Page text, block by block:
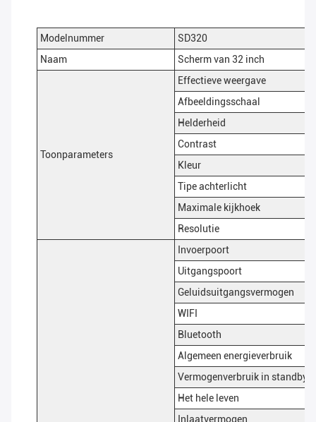
Modelnummer
SD320
Naam
Scherm van 32 inch
Toonparameters
Effectieve weergave
Afbeeldingsschaal
Helderheid
Contrast
Kleur
Tipe achterlicht
Maximale kijkhoek
Resolutie
Invoerpoort
Uitgangspoort
Geluidsuitgangsvermogen
WIFI
Bluetooth
Algemeen energieverbruik
Vermogenverbruik in standby
Het hele leven
Inlaatvermogen